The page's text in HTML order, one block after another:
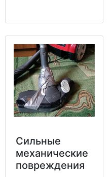
Сильные
механические
повреждения